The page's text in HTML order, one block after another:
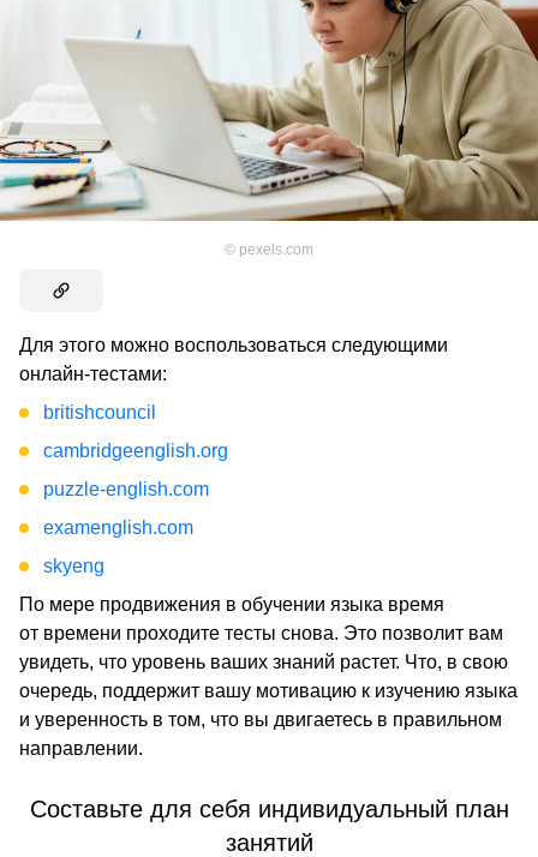
© pexels.com
Для этого можно воспользоваться следующими
онлайн-тестами:
britishcouncil
cambridgeenglish.org
puzzle-english.com
examenglish.com
skyeng
По мере продвижения в обучении языка время
от времени проходите тесты снова. Это позволит вам
увидеть, что уровень ваших знаний растет. Что, в свою
очередь, поддержит вашу мотивацию к изучению языка
и уверенность в том, что вы двигаетесь в правильном
направлении.
Составьте для себя индивидуальный план
занятий